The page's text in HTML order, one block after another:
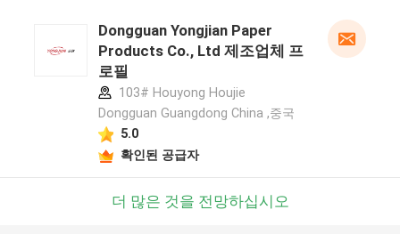
Dongguan Yongjian Paper
Products Co., Ltd 제조업체 프
로필
103# Houyong Houjie
Dongguan Guangdong China ,중국
5.0
확인된 공급자
더 많은 것을 전망하십시오